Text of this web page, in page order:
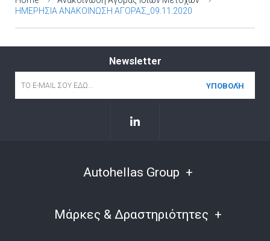
ΗΜΕΡΗΣΙΑ ΑΝΑΚΟΙΝΩΣΗ ΑΓΟΡΑΣ_09.11.2020
Newsletter
Autohellas Group
Μάρκες & Δραστηριότητες